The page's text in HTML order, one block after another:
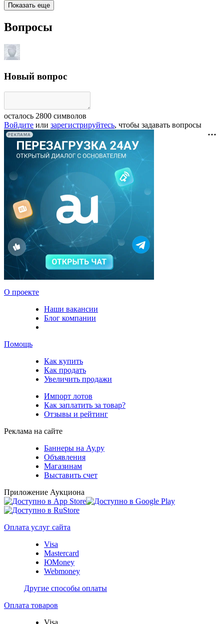
Показать еще
Вопросы
Новый вопрос
осталось 2800 символов
Войдите или зарегистрируйтесь, чтобы задавать вопросы
РЕКЛАМА
О проекте
Наши вакансии
Блог компании
Помощь
Как купить
Как продать
Увеличить продажи
Импорт лотов
Как заплатить за товар?
Отзывы и рейтинг
Реклама на сайте
Баннеры на Ау.ру
Объявления
Магазинам
Выставить счет
Приложение Аукциона
Оплата услуг сайта
Visa
Mastercard
ЮMoney
Webmoney
Другие способы оплаты
Оплата товаров
Visa